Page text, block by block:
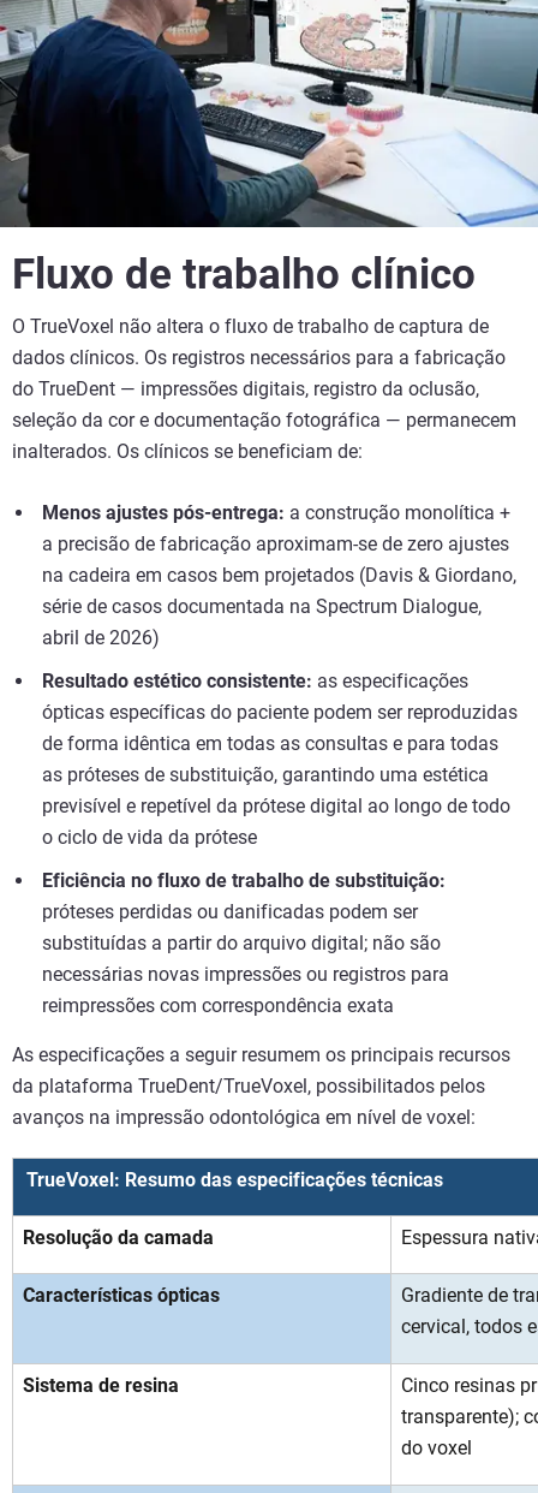
Fluxo de trabalho clínico
O TrueVoxel não altera o fluxo de trabalho de captura de
dados clínicos. Os registros necessários para a fabricação
do TrueDent — impressões digitais, registro da oclusão,
seleção da cor e documentação fotográfica — permanecem
inalterados. Os clínicos se beneficiam de:
Menos ajustes pós-entrega: a construção monolítica +
a precisão de fabricação aproximam-se de zero ajustes
na cadeira em casos bem projetados (Davis & Giordano,
série de casos documentada na Spectrum Dialogue,
abril de 2026)
Resultado estético consistente: as especificações
ópticas específicas do paciente podem ser reproduzidas
de forma idêntica em todas as consultas e para todas
as próteses de substituição, garantindo uma estética
previsível e repetível da prótese digital ao longo de todo
o ciclo de vida da prótese
Eficiência no fluxo de trabalho de substituição:
próteses perdidas ou danificadas podem ser
substituídas a partir do arquivo digital; não são
necessárias novas impressões ou registros para
reimpressões com correspondência exata
As especificações a seguir resumem os principais recursos
da plataforma TrueDent/TrueVoxel, possibilitados pelos
avanços na impressão odontológica em nível de voxel:
TrueVoxel: Resumo das especificações técnicas
Resolução da camada Espessura
Características ópticas
Gradiente de
cervical, todos
Sistema de resina
Cinco resinas
transparente);
do voxel